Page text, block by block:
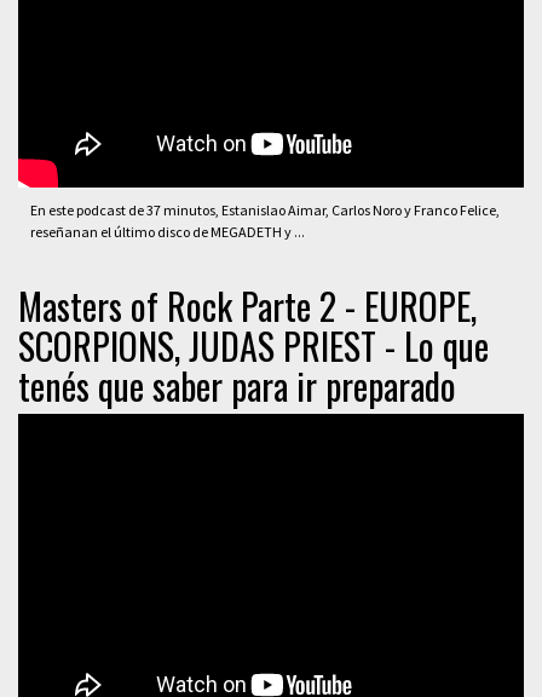
En este podcast de 37 minutos, Estanislao Aimar, Carlos Noro y Franco Felice,
reseñanan el último disco de MEGADETH y ...
Masters of Rock Parte 2 - EUROPE,
SCORPIONS, JUDAS PRIEST - Lo que
tenés que saber para ir preparado